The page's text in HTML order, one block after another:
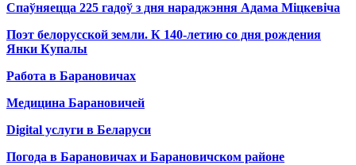
Спаўняецца 225 гадоў з дня нараджэння Адама Міцкевіча
Поэт белорусской земли. К 140-летию со дня рождения
Янки Купалы
Работа в Барановичах
Медицина Барановичей
Digital услуги в Беларуси
Погода в Барановичах и Барановичском районе